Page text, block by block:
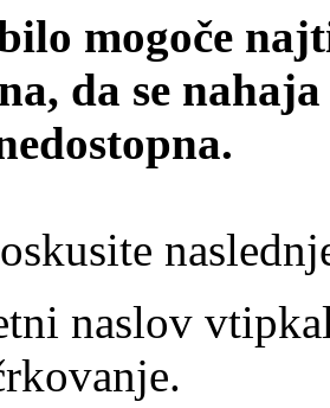
mogoče
da se
naslov